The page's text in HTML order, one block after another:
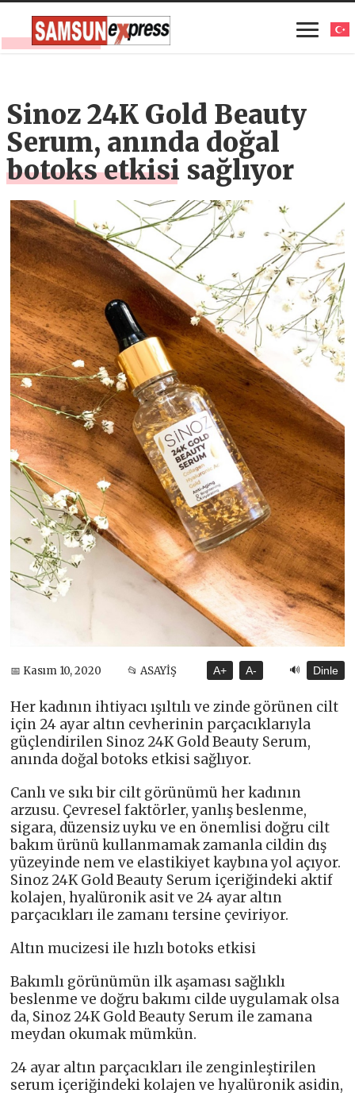
Sinoz 24K Gold Beauty
Serum, anında doğal
botoks etkisi sağlıyor
📅 Kasım 10, 2020 📂 ASAYİŞ A+ A- 🔊 Dinle
Her kadının ihtiyacı ışıltılı ve zinde görünen cilt
için 24 ayar altın cevherinin parçacıklarıyla
güçlendirilen Sinoz 24K Gold Beauty Serum,
anında doğal botoks etkisi sağlıyor.
Canlı ve sıkı bir cilt görünümü her kadının
arzusu. Çevresel faktörler, yanlış beslenme,
sigara, düzensiz uyku ve en önemlisi doğru cilt
bakım ürünü kullanmamak zamanla cildin dış
yüzeyinde nem ve elastikiyet kaybına yol açıyor.
Sinoz 24K Gold Beauty Serum içeriğindeki aktif
kolajen, hyalüronik asit ve 24 ayar altın
parçacıkları ile zamanı tersine çeviriyor.
Altın mucizesi ile hızlı botoks etkisi
Bakımlı görünümün ilk aşaması sağlıklı
beslenme ve doğru bakımı cilde uygulamak olsa
da, Sinoz 24K Gold Beauty Serum ile zamana
meydan okumak mümkün.
24 ayar altın parçacıkları ile zenginleştirilen
serum içeriğindeki kolajen ve hyalüronik asidin,